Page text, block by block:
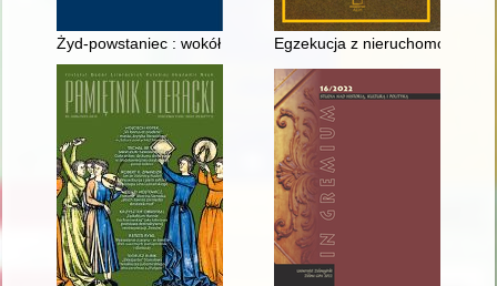
Żyd-powstaniec : wokół narracji zrywów niepodległościowych
Egzekucja z nieruchomości w